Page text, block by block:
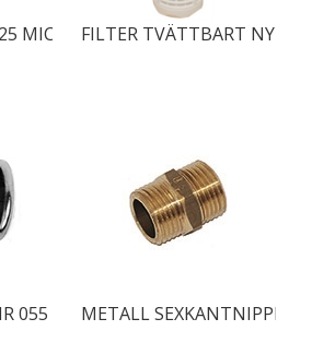
MICRON 10 TUM
FILTER TVÄTTBART
055 32 METALL SEXKANTNIPPEL